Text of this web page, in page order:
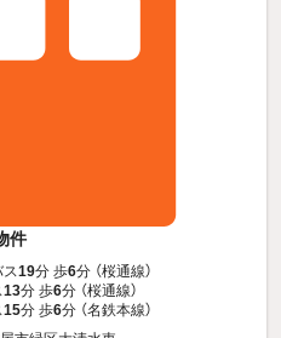
件
ス19分 歩6分 （桜通線）
13分 歩6分 （桜通線）
15分 歩6分 （名鉄本線）